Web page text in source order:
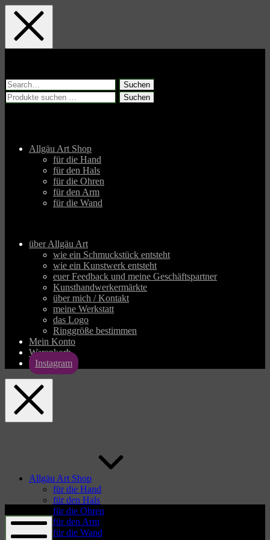
Skip
main
navigation
Skip
main
content
Skip
footer
Suchen
nach:
Suchen
Allgäu Art Shop
für die Hand
für den Hals
für die Ohren
für den Arm
für die Wand
über Allgäu Art
wie ein Schmuckstück entsteht
wie ein Kunstwerk entsteht
euer Feedback und meine Geschäftspartner
Kunsthandwerkermärkte
über mich / Kontakt
meine Werkstatt
das Logo
Ringgröße bestimmen
Mein Konto
Warenkorb
Instagram
Allgäu Art Shop
für die Hand
für den Hals
für die Ohren
für den Arm
für die Wand
art.com